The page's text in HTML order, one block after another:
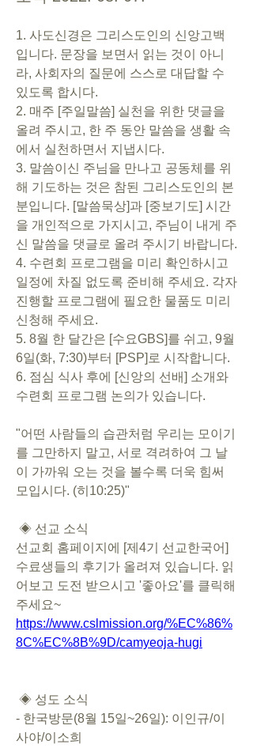
1. 사도신경은 그리스도인의 신앙고백
입니다. 문장을 보면서 읽는 것이 아니
라, 사회자의 질문에 스스로 대답할 수
있도록 합시다.
2. 매주 [주일말씀] 실천을 위한 댓글을
올려 주시고, 한 주 동안 말씀을 생활 속
에서 실천하면서 지냅시다.
3. 말씀이신 주님을 만나고 공동체를 위
해 기도하는 것은 참된 그리스도인의 본
분입니다. [말씀묵상]과 [중보기도] 시간
을 개인적으로 가지시고, 주님이 내게 주
신 말씀을 댓글로 올려 주시기 바랍니다.
4. 수련회 프로그램을 미리 확인하시고
일정에 차질 없도록 준비해 주세요. 각자
진행할 프로그램에 필요한 물품도 미리
신청해 주세요.
5. 8월 한 달간은 [수요GBS]를 쉬고, 9월
6일(화, 7:30)부터 [PSP]로 시작합니다.
6. 점심 식사 후에 [신앙의 선배] 소개와
수련회 프로그램 논의가 있습니다.
"어떤 사람들의 습관처럼 우리는 모이기
를 그만하지 말고, 서로 격려하여 그 날
이 가까워 오는 것을 볼수록 더욱 힘써
모입시다. (히10:25)"
◈ 선교 소식
선교회 홈페이지에 [제4기 선교한국어]
수료생들의 후기가 올려져 있습니다. 읽
어보고 도전 받으시고 '좋아요'를 클릭해
주세요~
https://www.cslmission.org/%EC%86%
8C%EC%8B%9D/camyeoja-hugi
◈ 성도 소식
- 한국방문(8월 15일~26일): 이인규/이
사야/이소희